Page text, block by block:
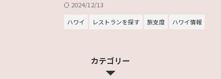
2024/12/13
ハワイ レストランを探す 旅支度 ハワイ情報
カテゴリー